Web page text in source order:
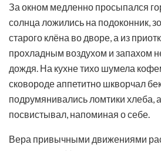
За окном медленно просыпался
солнца ложились на подоконник,
старого клёна во дворе, а из
прохладным воздухом и запахом
дождя. На кухне тихо шумела
сковороде аппетитно шкворчал
подрумянивались ломтики хлеба,
посвистывал, напоминая о себе.
Вера привычными движениями